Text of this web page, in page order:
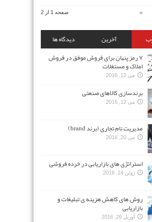
صفحه 1 از 2 »
آخرین
دیدگاه ها
۷ رمز پنهان برای فروش موفق در فروش
املاک و مستغلات
می 12, 2016
برندسازی کالاهای صنعتی
می 12, 2016
مدیریت نام تجاری (برند brand)
می 20, 2016
استراتژی های بازاریابی در خرده فروشی
ژوئن 14, 2016
روش های کاهش هزینه ی تبلیغات و
بازاریابی
آوریل 26, 2016